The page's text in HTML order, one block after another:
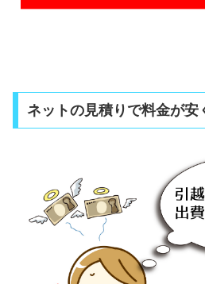
ネットの見積りで料金が安